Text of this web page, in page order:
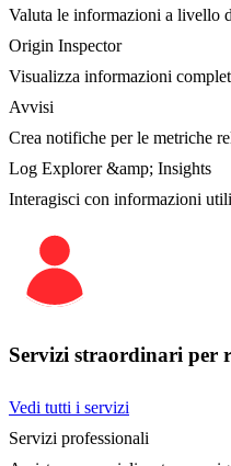
Valuta le informazioni a livello
Origin Inspector
Visualizza informazioni
Avvisi
Crea notifiche per le metriche
Log Explorer &amp; Insights
Interagisci con informazioni utili
Servizi straordinari per
Vedi tutti i servizi
Servizi professionali